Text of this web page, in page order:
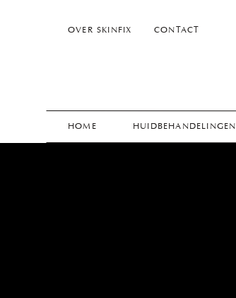
CONTACT
OVER SKINFIX
HOME HUIDBEHANDELINGEN